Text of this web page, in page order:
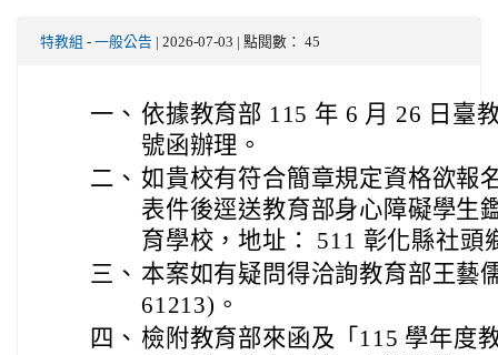
特教組 - 一般公告 | 2026-07-03 | 點閱數： 45
一、 依據教育部 115 年 6 月 26 日臺
號函辦理。
二、 如貴校有符合簡章規定資格欲報
表件後逕送教育部身心障礙學生
育學校，地址： 511 彰化縣社頭
三、 本案如有疑問得洽詢教育部王藝
61213)。
四、 檢附教育部來函及「115 學年度